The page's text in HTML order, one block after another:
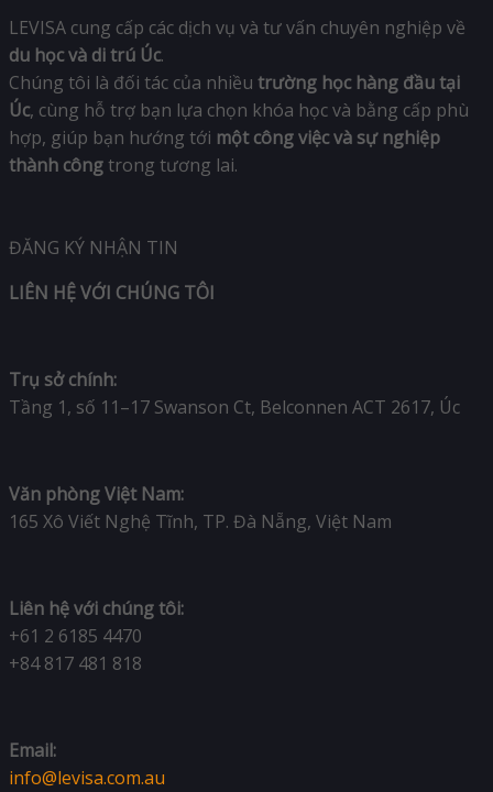
LEVISA cung cấp các dịch vụ và tư vấn chuyên nghiệp về
du học và di trú Úc.
Chúng tôi là đối tác của nhiều trường học hàng đầu tại
Úc, cùng hỗ trợ bạn lựa chọn khóa học và bằng cấp phù
hợp, giúp bạn hướng tới một công việc và sự nghiệp
thành công trong tương lai.
ĐĂNG KÝ NHẬN TIN
LIÊN HỆ VỚI CHÚNG TÔI
Trụ sở chính:
Tầng 1, số 11–17 Swanson Ct, Belconnen ACT 2617, Úc
Văn phòng Việt Nam:
165 Xô Viết Nghệ Tĩnh, TP. Đà Nẵng, Việt Nam
Liên hệ với chúng tôi:
+61 2 6185 4470
+84 817 481 818
Email:
info@levisa.com.au